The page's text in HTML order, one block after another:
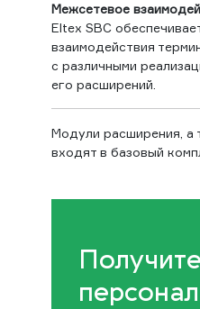
Межсетевое
Eltex SBC
взаимодействия
с различными
его расширений.
Модули расширения, а
входят в базовый
Получите